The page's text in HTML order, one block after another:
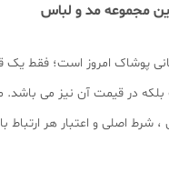
مجموعه مد و لباس
پوشاک امروز است؛ فقط
در قیمت آن نیز می باشد.
شرط اصلی و اعتبار هر